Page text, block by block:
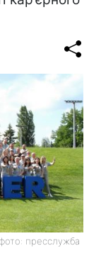
пресслужба